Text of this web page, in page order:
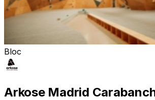
Bloc
Arkose Madrid